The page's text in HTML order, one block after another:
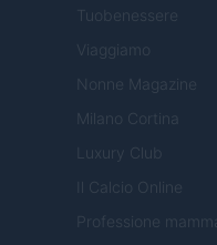
Tuobenessere
Viaggiamo
Nonne Magazine
Milano Cortina
Luxury Club
Il Calcio Online
Professione mamma